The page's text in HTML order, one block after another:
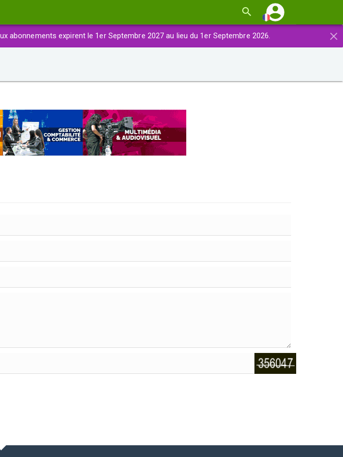
×
abonnements expirent le 1er Septembre 2027 au lieu du 1er Septembre 2026.